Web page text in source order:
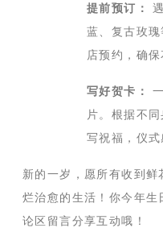
提前预订：
蓝、复古玫
店预约，确保
写好贺卡：
片。根据不
写祝福，仪式
新的一岁，愿所有收到
烂治愈的生活！你今年
论区留言分享互动哦！